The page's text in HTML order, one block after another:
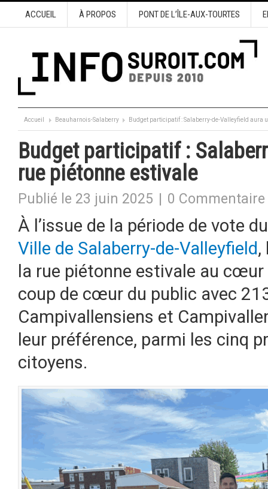
ACCUEIL À PROPOS PONT DE L’ÎLE-AUX-TOURTES
Accueil Beauharnois-Salaberry Budget participatif : Salaberry-de-Valleyfield aura
Budget participatif :
rue piétonne estivale
Publié le 23 juin 2025 0 Commentaire
À l’issue de la période de vote
Ville de Salaberry-de-Valleyfield,
la rue piétonne estivale au
coup de cœur du public avec
Campivallensiens et
leur préférence, parmi les cinq
citoyens.